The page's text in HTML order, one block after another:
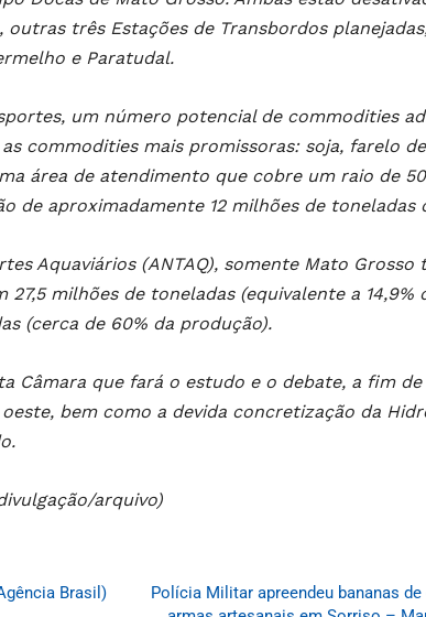
outras três Estações de Transbordos
e Paratudal.
um número potencial de commodities
commodities mais promissoras: soja, farelo
área de atendimento que cobre um raio de
de aproximadamente 12 milhões de toneladas
Aquaviários (ANTAQ), somente Mato Grosso
milhões de toneladas (equivalente a 14,9%
(cerca de 60% da produção).
Câmara que fará o estudo e o debate, a fim
bem como a devida concretização da
arquivo)
Brasil)
Polícia Militar apreendeu bananas